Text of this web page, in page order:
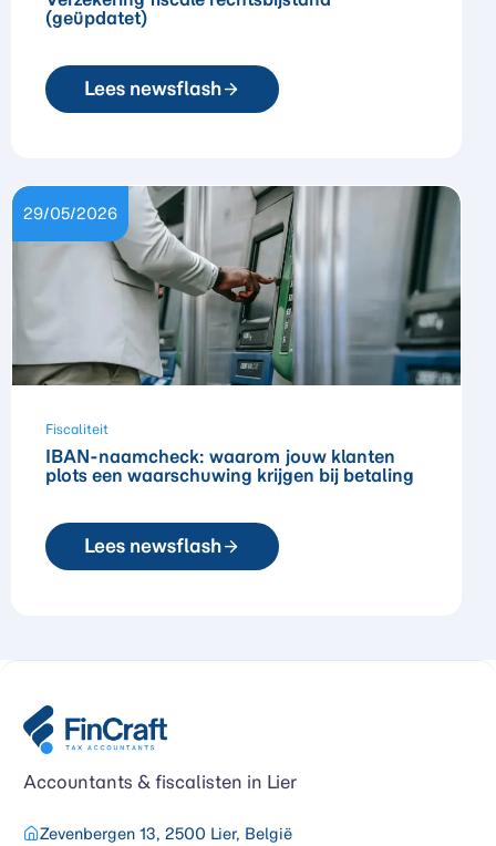
(geüpdatet)
Lees newsflash
29/05/2026
Fiscaliteit
IBAN-naamcheck: waarom jouw klanten
plots een waarschuwing krijgen bij betaling
Lees newsflash
Accountants & fiscalisten in Lier
Zevenbergen 13, 2500 Lier, België